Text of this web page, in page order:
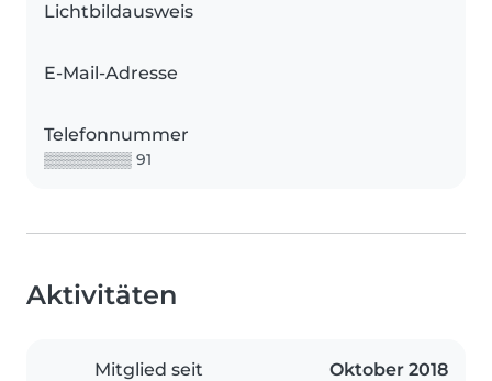
Lichtbildausweis
E-Mail-Adresse
Telefonnummer
▒▒▒▒▒▒▒▒ 91
Aktivitäten
Mitglied seit Oktober 2018